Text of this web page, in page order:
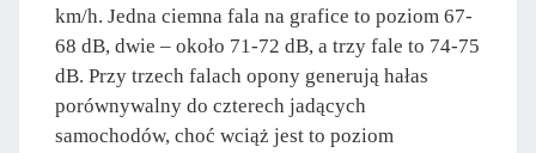
km/h. Jedna ciemna fala na grafice to poziom 67-
68 dB, dwie – około 71-72 dB, a trzy fale to 74-75
dB. Przy trzech falach opony generują hałas
porównywalny do czterech jadących
samochodów, choć wciąż jest to poziom